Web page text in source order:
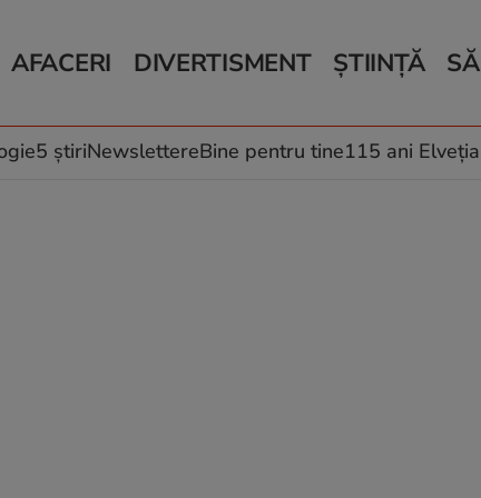
AFACERI
Auto
Locuri de muncă
DIVERTISMENT
Horoscop
Muzică și Filme
ȘTIINȚĂ
Schimbări
5 știriNewslettereBine pentru tine115 ani